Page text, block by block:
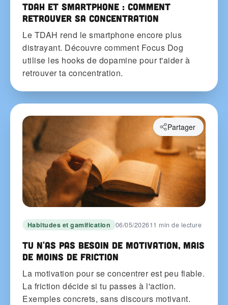
TDAH et smartphone : comment
retrouver sa concentration
Le TDAH rend le smartphone encore plus
distrayant. Découvre comment Focus Dog
utilise les hooks de dopamine pour t'aider à
retrouver ta concentration.
Habitudes et gamification 06/05/202611 min de lecture
Tu n'as pas besoin de motivation, mais
de moins de friction
La motivation pour se concentrer est peu fiable.
La friction décide si tu passes à l'action.
Exemples concrets, sans discours motivant.
Partager